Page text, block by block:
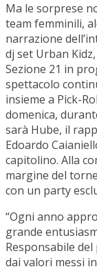
Ma le sorprese
team femminili,
narrazione
dj set Urban
Sezione 21 in
spettacolo
insieme a Pick-
domenica,
sarà Hube, il
Edoardo
capitolino. Alla
margine del
con un party
“Ogni anno
grande
Responsabile
dai valori messi